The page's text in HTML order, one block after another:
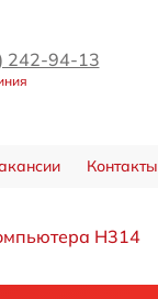
242-94-13
Контакты
H314